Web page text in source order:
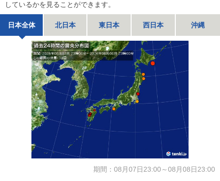
しているかを見ることができます。
日本全体 北日本 東日本 西日本 沖縄
期間：08月07日23:00～08月08日23:00